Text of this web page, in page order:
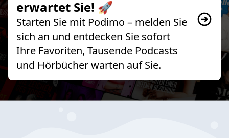
erwartet Sie! 🚀
Starten Sie mit Podimo – melden Sie
sich an und entdecken Sie sofort
Ihre Favoriten, Tausende Podcasts
und Hörbücher warten auf Sie.